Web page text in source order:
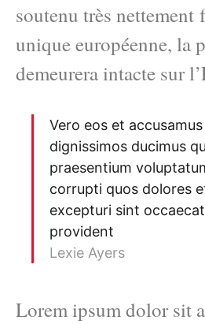
soutenu très nettement
unique européenne, la
demeurera intacte sur
Vero eos et
dignissimos ducimus
praesentium
corrupti quos dolores
excepturi sint
provident
Lexie Ayers
Lorem ipsum dolor sit